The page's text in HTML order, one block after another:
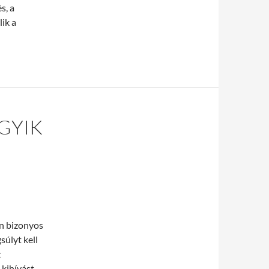
a
a
minősége
bizonyos
kell